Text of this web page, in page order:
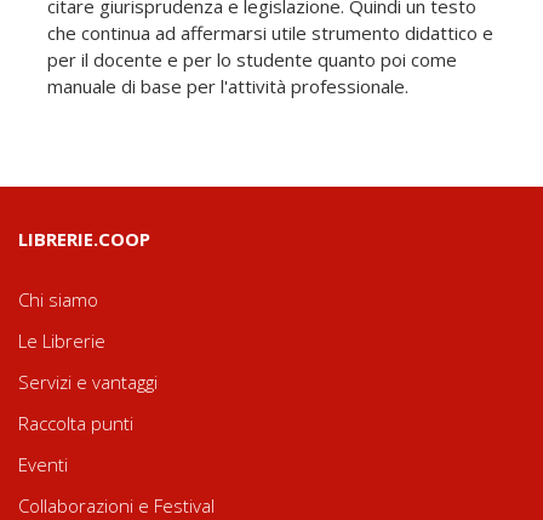
citare giurisprudenza e legislazione. Quindi un testo
che continua ad affermarsi utile strumento didattico e
per il docente e per lo studente quanto poi come
manuale di base per l'attività professionale.
LIBRERIE.COOP
Chi siamo
Le Librerie
Servizi e vantaggi
Raccolta punti
Eventi
Collaborazioni e Festival